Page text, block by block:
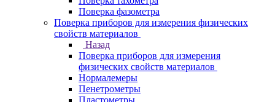
Поверка фазометра
Поверка приборов для измерения физических
свойств материалов
Назад
Поверка приборов для измерения
физических свойств материалов
Нормалемеры
Пенетрометры
Пластометры